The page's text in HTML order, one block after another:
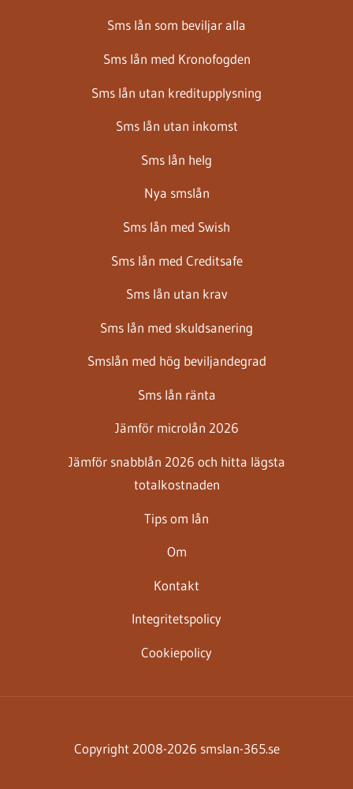
Sms lån som beviljar alla
Sms lån med Kronofogden
Sms lån utan kreditupplysning
Sms lån utan inkomst
Sms lån helg
Nya smslån
Sms lån med Swish
Sms lån med Creditsafe
Sms lån utan krav
Sms lån med skuldsanering
Smslån med hög beviljandegrad
Sms lån ränta
Jämför microlån 2026
Jämför snabblån 2026 och hitta lägsta
totalkostnaden
Tips om lån
Om
Kontakt
Integritetspolicy
Cookiepolicy
Copyright 2008-2026 smslan-365.se